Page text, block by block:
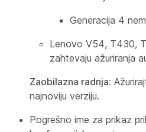
Generacija 4
Lenovo V54, T430,
zahtevaju ažuriranja
Zaobilazna radnja:
najnoviju verziju.
Pogrešno ime za prikaz